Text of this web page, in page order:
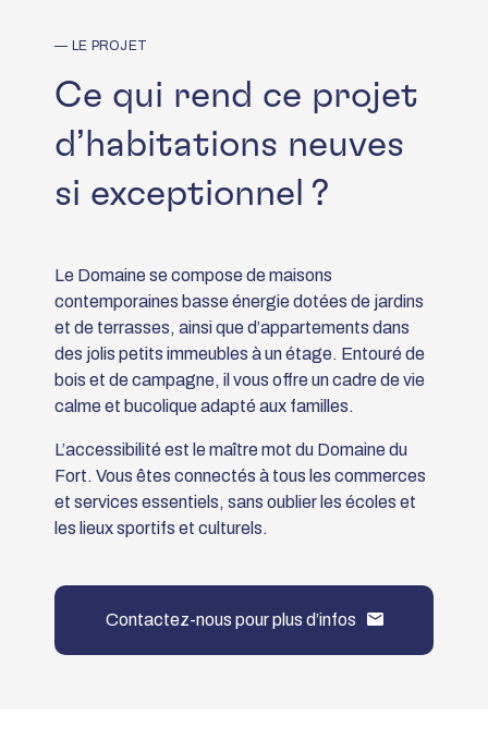
— LE PROJET
Ce qui rend ce projet
d’habitations neuves
si exceptionnel ?
Le Domaine se compose de maisons
contemporaines basse énergie dotées de jardins
et de terrasses, ainsi que d’appartements dans
des jolis petits immeubles à un étage. Entouré de
bois et de campagne, il vous offre un cadre de vie
calme et bucolique adapté aux familles.
L’accessibilité est le maître mot du Domaine du
Fort. Vous êtes connectés à tous les commerces
et services essentiels, sans oublier les écoles et
les lieux sportifs et culturels.
Contactez-nous pour plus d’infos